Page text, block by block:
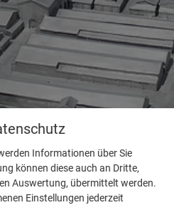
Informationen über Sie
können diese auch an Dritte,
Auswertung, übermittelt werden.
Einstellungen jederzeit